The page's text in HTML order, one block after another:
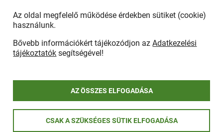
Afrikai sertéspestis - kérések a lakosság felé
jog fenntartva
Az oldal megfelelő működése érdekben sütiket (cookie)
használunk.
Bővebb információkért tájékozódjon azAdatkezelési
tájékoztatók segítségével!
AZ ÖSSZES ELFOGADÁSA
CSAK A SZÜKSÉGES SÜTIK ELFOGADÁSA